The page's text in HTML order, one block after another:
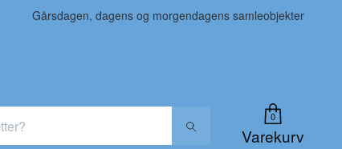
Gårsdagen, dagens og morgendagens samleobjekter
0
Varekurv